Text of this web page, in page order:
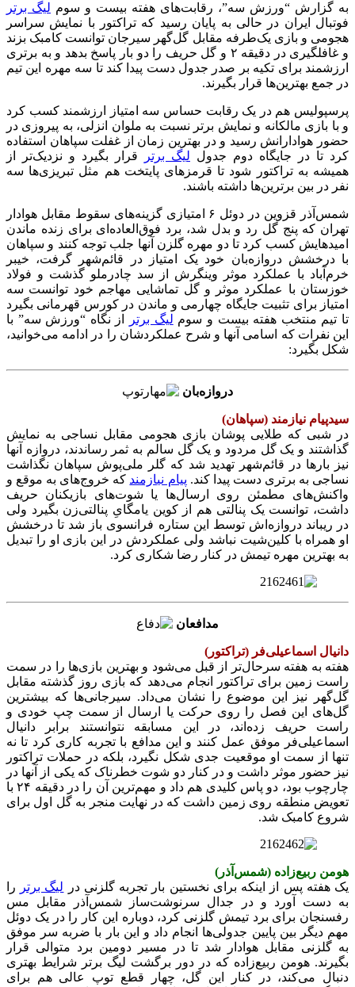
به گزارش “ورزش سه”، رقابت‌های هفته بیست و سوم لیگ برتر
فوتبال ایران در حالی به پایان رسید که تراکتور با نمایش سراسر
هجومی و بازی یک‌طرفه مقابل گل‌گهر سیرجان توانست کامبک بزند
و غافلگیری در دقیقه ۲ و گل حریف را دو بار پاسخ بدهد و به برتری
ارزشمند برای تکیه بر صدر جدول دست پیدا کند تا سه مهره این تیم
در جمع بهترین‌ها قرار بگیرند.
پرسپولیس هم در یک رقابت حساس سه امتیاز ارزشمند کسب کرد
و با بازی مالکانه و نمایش برتر نسبت به ملوان انزلی، به پیروزی در
حضور هوادارانش رسید و در بهترین زمان از غفلت سپاهان استفاده
کرد تا در جایگاه دوم جدول لیگ برتر
قرار بگیرد و نزدیک‌تر از
همیشه به تراکتور شود تا قرمزهای پایتخت هم مثل تبریزی‌ها سه
نفر در بین برترین‌ها داشته باشند.
شمس‌آذر قزوین در دوئل ۶ امتیازی گزینه‌های سقوط مقابل هوادار
تهران که پنج گل رد و بدل شد، برد فوق‌العاده‌ای برای زنده ماندن
امیدهایش کسب کرد تا دو مهره گلزن آنها جلب توجه کنند و سپاهان
با درخشش دروازه‌بان خود یک امتیاز در قائم‌شهر گرفت، خیبر
خرم‌آباد با عملکرد موثر وینگرش از سد چادرملو گذشت و فولاد
خوزستان با عملکرد موثر و گل تماشایی مهاجم خود توانست سه
امتیاز برای تثبیت جایگاه چهارمی و ماندن در کورس قهرمانی بگیرد
تا تیم منتخب هفته بیست و سوم لیگ برتر
از نگاه “ورزش سه” با
این نفرات که اسامی آنها و شرح عملکردشان را در ادامه می‌خوانید،
شکل بگیرد:
دروازه‌بان
سیدپیام نیازمند (سپاهان)
در شبی که طلایی پوشان بازی هجومی مقابل نساجی به نمایش
گذاشتند و یک گل مردود و یک گل سالم به ثمر رساندند، دروازه آنها
نیز بارها در قائم‌شهر تهدید شد که گلر ملی‌پوش سپاهان نگذاشت
نساجی به برتری دست پیدا کند. پیام نیازمند که خروج‌های به موقع و
واکنش‌های مطمئن روی ارسال‌ها یا شوت‌های بازیکنان حریف
داشت، توانست یک پنالتی هم از کوین یامگایِ پنالتی‌زن بگیرد ولی
در ریباند دروازه‌اش توسط این ستاره فرانسوی باز شد تا درخشش
او همراه با کلین‌شیت نباشد ولی عملکردش در این بازی او را تبدیل
به بهترین مهره تیمش در کنار رضا شکاری کرد.
مدافعان
دانیال اسماعیلی‌فر (تراکتور)
هفته به هفته سرحال‌تر از قبل می‌شود و بهترین بازی‌ها را در سمت
راست زمین برای تراکتور انجام می‌دهد که بازی روز گذشته مقابل
گل‌گهر نیز این موضوع را نشان می‌داد. سیرجانی‌ها که بیشترین
گل‌های این فصل را روی حرکت یا ارسال از سمت چپ خودی و
راست حریف زده‌اند، در این مسابقه نتوانستند برابر دانیال
اسماعیلی‌فر موفق عمل کنند و این مدافع با تجربه کاری کرد تا نه
تنها از سمت او موقعیت جدی شکل نگیرد، بلکه در حملات تراکتور
نیز حضور موثر داشت و در کنار دو شوت خطرناک که یکی از آنها در
چارچوب بود، دو پاس کلیدی هم داد و مهم‌ترین آن را در دقیقه ۲۴ با
تعویض منطقه روی زمین داشت که در نهایت منجر به گل اول برای
شروع کامبک شد.
هومن ربیع‌زاده (شمس‌آذر)
یک هفته پس از اینکه برای نخستین بار تجربه گلزنی در لیگ برتر
را
به دست آورد و در جدال سرنوشت‌ساز شمس‌آذر مقابل مس
رفسنجان برای برد تیمش گلزنی کرد، دوباره این کار را در یک دوئل
مهم دیگر بین پایین جدولی‌ها انجام داد و این بار با ضربه سر موفق
به گلزنی مقابل هوادار شد تا در مسیر دومین برد متوالی قرار
بگیرند. هومن ربیع‌زاده که در دور برگشت لیگ برتر شرایط بهتری
دنبال می‌کند، در کنار این گل، چهار قطع توپ عالی هم برای